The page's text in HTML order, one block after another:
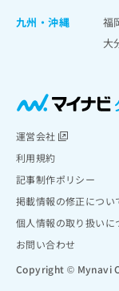
九州・沖縄
福
大
運営会社
利用規約
記事制作ポリシー
掲載情報の修正につい
個人情報の取り扱いに
お問い合わせ
Copyright © Mynavi